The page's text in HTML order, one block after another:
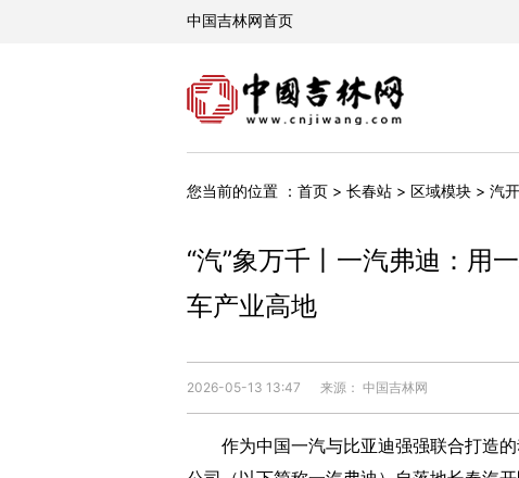
您当前的位置 ： 首页 > 长春站 > 区域模块 > 汽
“汽”象万千丨一汽弗迪：用
车产业高地
2026-05-13 13:47 来源： 中国吉林网
作为中国一汽与比亚迪强强联合打造的